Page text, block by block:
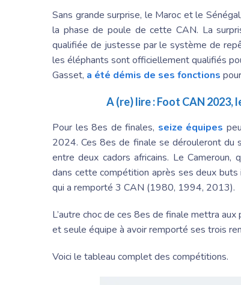
Sans grande surprise, le Maroc et le
la phase de poule de cette CAN. La
qualifiée de justesse par le système de
les éléphants sont officiellement qualifiés
Gasset, a été démis de ses fonctions
A (re) lire :Foot CAN 2023,
Pour les 8es de finales, seize équipes
2024. Ces 8es de finale se dérouleront du
entre deux cadors africains. Le
dans cette compétition après ses deux
qui a remporté 3 CAN (1980, 1994, 2013).
L’autre choc de ces 8es de finale mettra
et seule équipe à avoir remporté ses trois
Voici le tableau complet des compétitions.